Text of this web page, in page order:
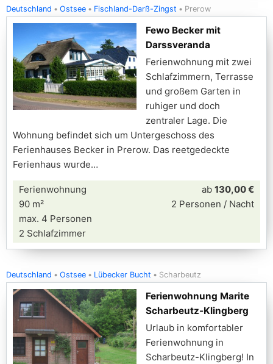
Deutschland Ostsee Fischland-Darß-Zingst Prerow
Fewo Becker mit
Darssveranda
Ferienwohnung mit zwei
Schlafzimmern, Terrasse
und großem Garten in
ruhiger und doch
zentraler Lage. Die
Wohnung befindet sich um Untergeschoss des
Ferienhauses Becker in Prerow. Das reetgedeckte
Ferienhaus wurde
Ferienwohnung
90 m²
max. 4 Personen
2 Schlafzimmer
ab 130,00 €
2 Personen / Nacht
Deutschland Ostsee Lübecker Bucht Scharbeutz
Ferienwohnung Marite
Scharbeutz-Klingberg
Urlaub in komfortabler
Ferienwohnung in
Scharbeutz-Klingberg! In